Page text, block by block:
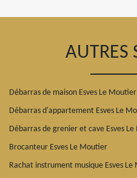
AUTRES
Débarras de maison Esves Le Moutier
Débarras d'appartement Esves Le
Débarras de grenier et cave Esves
Brocanteur Esves Le Moutier
Rachat instrument musique Esves